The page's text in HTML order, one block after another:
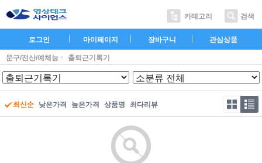
카테고리 검색
로그인 마이페이지 장바구니 관심상품
문구/전산/예체능 출퇴근기록기
최신순 낮은가격 높은가격 상품명 최다리뷰